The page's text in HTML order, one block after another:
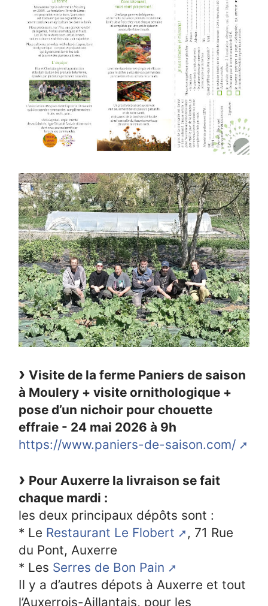
Visite de la ferme Paniers de saison
à Moulery + visite ornithologique +
pose d’un nichoir pour chouette
effraie - 24 mai 2026 à 9h
https://www.paniers-de-saison.com/
Pour Auxerre la livraison se fait
chaque mardi :
les deux principaux dépôts sont :
* Le Restaurant Le Flobert
, 71 Rue
du Pont, Auxerre
* Les Serres de Bon Pain
Il y a d’autres dépots à Auxerre et tout
l’Auxerrois-Aillantais, pour les